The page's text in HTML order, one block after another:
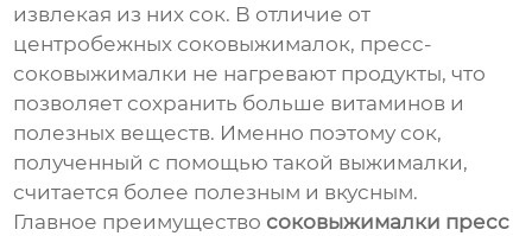
извлекая из них сок. В отличие от
центробежных соковыжималок, пресс-
соковыжималки не нагревают продукты, что
позволяет сохранить больше витаминов и
полезных веществ. Именно поэтому сок,
полученный с помощью такой выжималки,
считается более полезным и вкусным.
Главное преимущество соковыжималки пресс